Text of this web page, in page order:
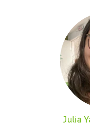
Julia